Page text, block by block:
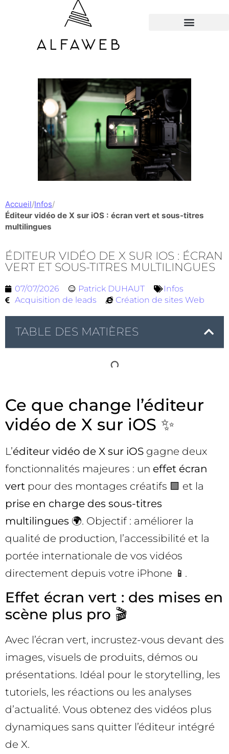
Accueil/Infos/
Éditeur vidéo de X sur iOS : écran vert et sous-titres
multilingues
ÉDITEUR VIDÉO DE X SUR IOS : ÉCRAN
VERT ET SOUS-TITRES MULTILINGUES
07/07/2026 Patrick DUHAUT
Infos
Acquisition de leads
Création de sites Web
TABLE DES MATIÈRES
Ce que change l’éditeur
vidéo de X sur iOS ✨
L’éditeur vidéo de X sur iOS gagne deux
fonctionnalités majeures : un effet écran
vert pour des montages créatifs 🟩 et la
prise en charge des sous-titres
multilingues 🌍. Objectif : améliorer la
qualité de production, l’accessibilité et la
portée internationale de vos vidéos
directement depuis votre iPhone 📱.
Effet écran vert : des mises en
scène plus pro 🎬
Avec l’écran vert, incrustez-vous devant des
images, visuels de produits, démos ou
présentations. Idéal pour le storytelling, les
tutoriels, les réactions ou les analyses
d’actualité. Vous obtenez des vidéos plus
dynamiques sans quitter l’éditeur intégré
de X.